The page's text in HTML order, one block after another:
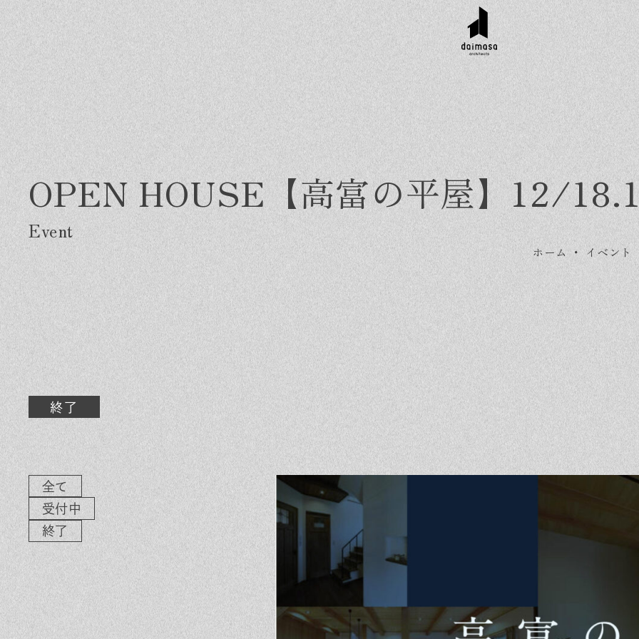
OPEN HOUSE【高富の平屋】12/
ホーム・イベント
終了
全て
受付中
終了
Greeting
はじめましての方へ
Made in DAIMASA
私たちの想い
オーダーメイドの住まい
素材のこだわり
住まいの特性
家づくりの流れ
保証とサポート
ヒノキプロジェクト
For customer
施工実績
スタイル集
イベントを探す
気軽に相談会
よくある質問
お客様の声
木材辞典
Topics
お知らせ
イベント
Company
会社概要
スタッフ紹介
採用情報
Contact
資料請求
お問い合わせ
In
st
ag
Fa
ce
bo
LI
N
E